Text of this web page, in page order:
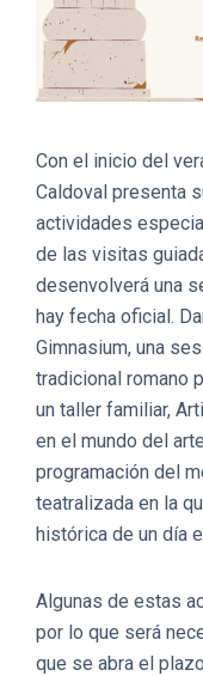
Con el inicio del
Caldoval presenta
actividades
de las visitas
desenvolverá una
hay fecha oficial.
Gimnasium, una
tradicional romano
un taller familiar,
en el mundo del
programación del
teatralizada en la
histórica de un día
Algunas de estas
por lo que será
que se abra el